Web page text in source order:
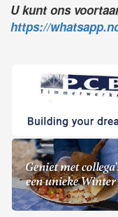
U kunt ons
https://